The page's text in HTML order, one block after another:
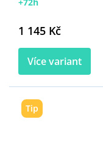
1 145 Kč
Více variant
Tip